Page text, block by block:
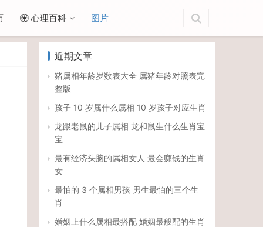
心理百科 图片
近期文章
猪属相年龄岁数表大全 属猪年龄对照表完
整版
孩子 10 岁属什么属相 10 岁孩子对应生肖
龙跟老鼠的儿子属相 龙和鼠生什么生肖宝
宝
最有经济头脑的属相女人 最会赚钱的生肖
女
最怕的 3 个属相男孩 男生最怕的三个生
肖
婚姻上什么属相最搭配 婚姻最般配的生肖